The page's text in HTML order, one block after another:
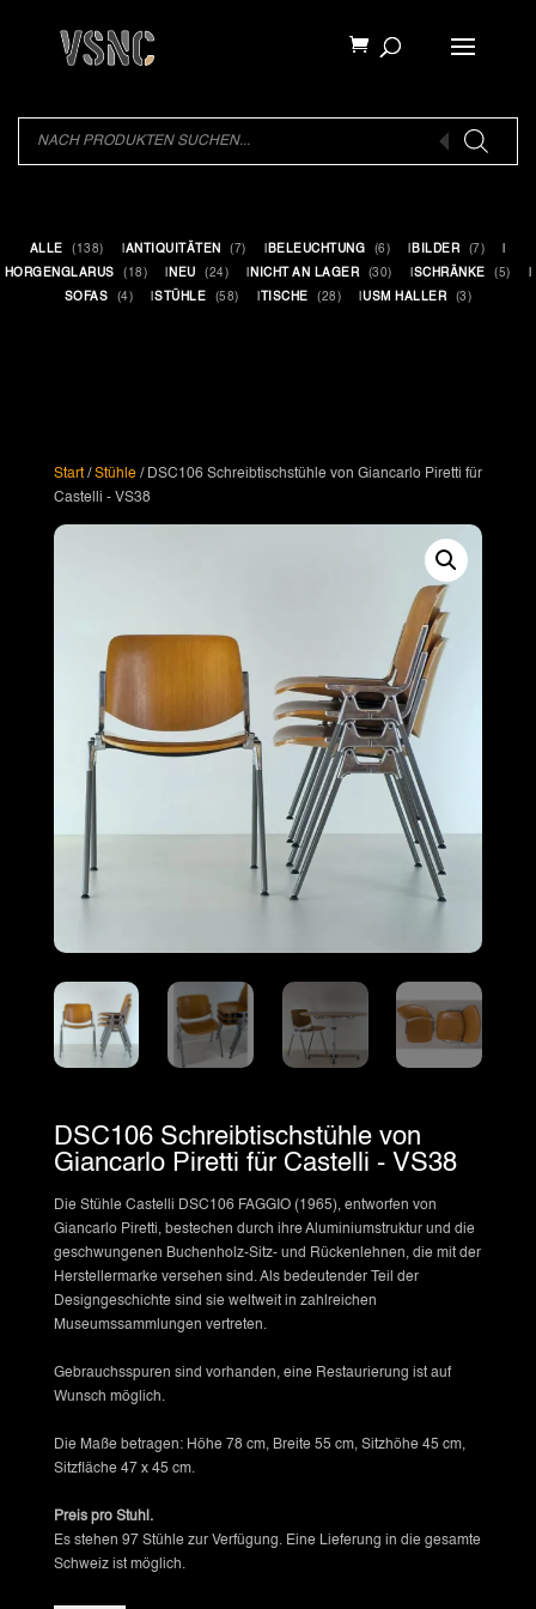
Products
search
ALLE (138) ANTIQUITÄTEN (7) BELEUCHTUNG (6) BILDER
(7)
HORGENGLARUS
(18) NEU (24) NICHT AN LAGER (30) SCHRÄNKE
(5)
SOFAS
(4) STÜHLE (58) TISCHE (28) USM HALLER (3)
Start/Stühle/ DSC106 Schreibtischstühle von Giancarlo Piretti für
Castelli - VS38
DSC106 Schreibtischstühle von
Giancarlo Piretti für Castelli - VS38
Die Stühle Castelli DSC106 FAGGIO (1965), entworfen von
Giancarlo Piretti, bestechen durch ihre Aluminiumstruktur und die
geschwungenen Buchenholz-Sitz- und Rückenlehnen, die mit der
Herstellermarke versehen sind. Als bedeutender Teil der
Designgeschichte sind sie weltweit in zahlreichen
Museumssammlungen vertreten.
Gebrauchsspuren sind vorhanden, eine Restaurierung ist auf
Wunsch möglich.
Die Maße betragen: Höhe 78 cm, Breite 55 cm, Sitzhöhe 45 cm,
Sitzfläche 47 x 45 cm.
Preis pro Stuhl.
Es stehen 97 Stühle zur Verfügung. Eine Lieferung in die gesamte
Schweiz ist möglich.